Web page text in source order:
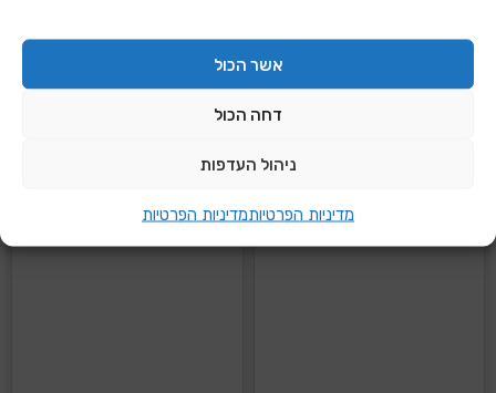
אשר הכול
דחה הכול
ניהול העדפות
מדיניות הפרטיותמדיניות הפרטיות